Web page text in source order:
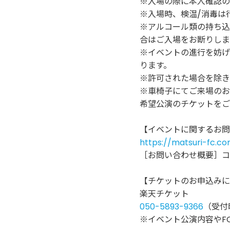
※入場時、検温/消毒は
※アルコール類の持ち
合はご入場をお断りし
※イベントの進行を妨
ります。
※許可された場合を除
※車椅子にてご来場の
希望公演のチケットを
【イベントに関するお
https://matsuri-
［お問い合わせ概要］
【チケットのお申込み
楽天チケット
050-5893-9366 （受
※イベント公演内容や